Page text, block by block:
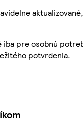
pre osobnú
potvrdenia.